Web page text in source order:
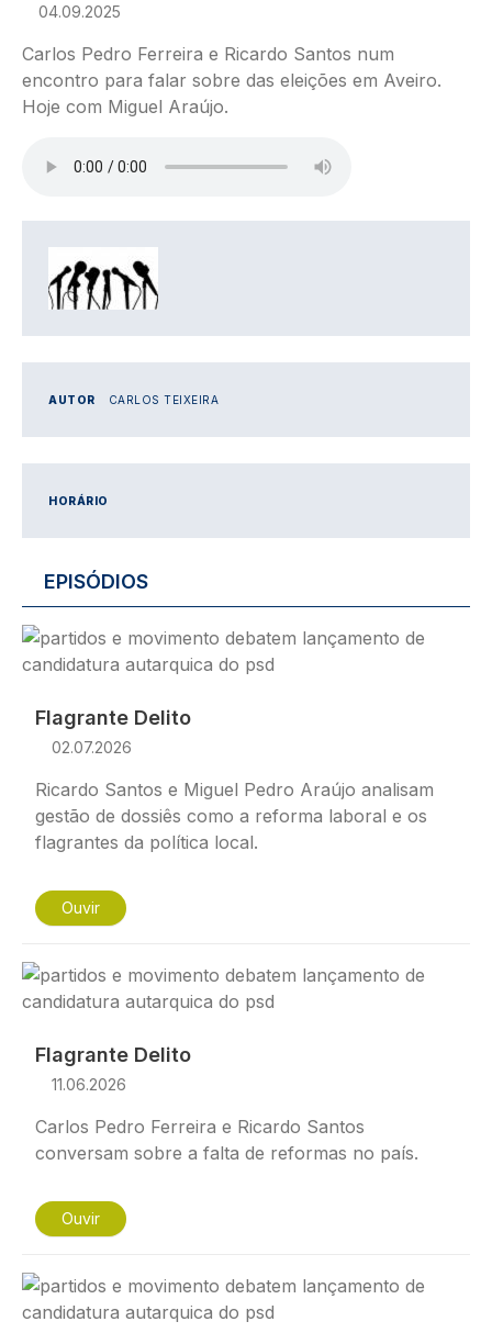
04.09.2025
Carlos Pedro Ferreira e Ricardo Santos num
encontro para falar sobre das eleições em Aveiro.
Hoje com Miguel Araújo.
AUTOR CARLOS TEIXEIRA
HORÁRIO
EPISÓDIOS
Imagem
Flagrante Delito
02.07.2026
Ricardo Santos e Miguel Pedro Araújo analisam
gestão de dossiês como a reforma laboral e os
flagrantes da política local.
Ouvir
Imagem
Flagrante Delito
11.06.2026
Carlos Pedro Ferreira e Ricardo Santos
conversam sobre a falta de reformas no país.
Ouvir
Imagem